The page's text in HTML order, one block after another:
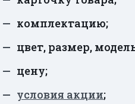
комплектацию;
цвет, размер,
цену;
условия акции;